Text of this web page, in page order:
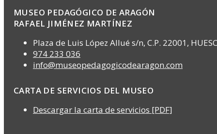
MUSEO PEDAGÓGICO DE ARAGÓN
RAFAEL JIMÉNEZ MARTÍNEZ
Plaza de Luis López Allué s/n, C.P. 22001,
974 233 036
info@museopedagogicodearagon.com
CARTA DE SERVICIOS DEL MUSEO
Descargar la carta de servicios [PDF]